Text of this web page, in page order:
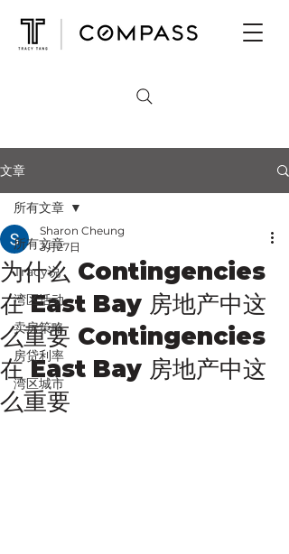
文章
所有文章
Tracy说
湾区活动
卖房策略
房贷利率
湾区城市
所有文章
为什么 Contingencies
在 East Bay 房地产中这
么重要 Contingencies
在 East Bay 房地产中这
么重要
Sharon Cheung
3月27日